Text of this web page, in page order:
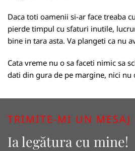
Daca toti oamenii si-ar face treaba
pierde timpul cu sfaturi inutile,
bine in tara asta. Va plangeti ca nu
Cata vreme nu o sa faceti nimic sa
dati din gura de pe margine, nici nu
TRIMITE-MI UN MESAJ
Ia legătura cu mine!